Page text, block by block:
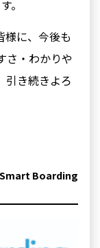
。
に、今後も
さ・わかりや
引き続きよろ
Smart Boarding